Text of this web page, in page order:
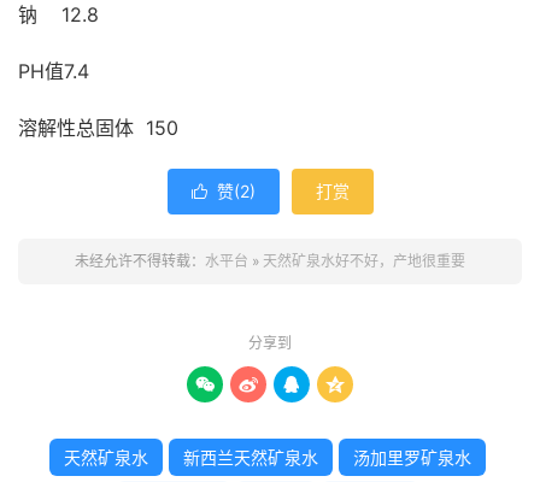
钠 12.8
PH值7.4
溶解性总固体 150
 赞(2) 打赏
未经允许不得转载： 水平台 » 天然矿泉水好不好，产地很重要
分享到
   
天然矿泉水 新西兰天然矿泉水 汤加里罗矿泉水